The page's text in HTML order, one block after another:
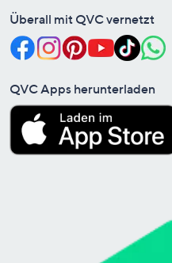
Überall mit QVC vernetzt
QVC Apps herunterladen